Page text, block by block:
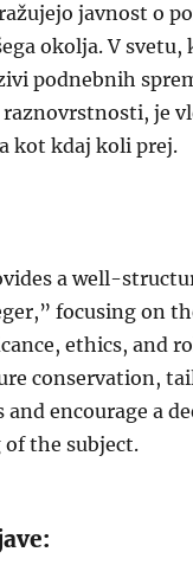
javnost o
okolja. V svetu,
podnebnih
je
kot kdaj koli prej.
a well-
focusing on
ethics, and
conservation,
and encourage a
the subject.